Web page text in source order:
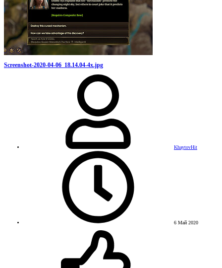
Screenshot-2020-04-06_18.14.04-4x.jpg
KhaytovHit
6 Май 2020